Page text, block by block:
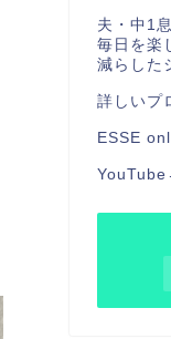
夫・中1
毎日を楽
減らした
詳しいプ
ESSE